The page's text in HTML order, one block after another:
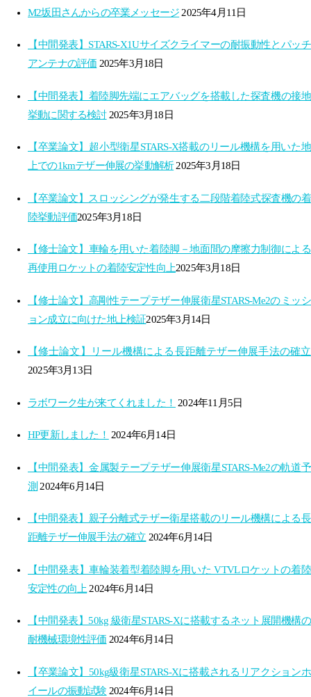
M2坂田さんからの卒業メッセージ 2025年4月11日
【中間発表】STARS-X1Uサイズクライマーの耐振動性とパッチ
アンテナの評価 2025年3月18日
【中間発表】着陸脚先端にエアバッグを搭載した探査機の接地
挙動に関する検討 2025年3月18日
【卒業論文】超小型衛星STARS-X搭載のリール機構を用いた地
上での1kmテザー伸展の挙動解析 2025年3月18日
【卒業論文】スロッシングが発生する​二段階着陸式探査機の着
陸挙動評価​2025年3月18日
【修士論文】車輪を用いた着陸脚－地面間の摩擦力制御による
再使用ロケットの着陸安定性向上​2025年3月18日
【修士論文】高剛性テープテザー伸展衛星STARS-Me2の​ミッシ
ョン成立に向けた地上検証​2025年3月14日
【修士論文】リール機構による長距離テザー伸展手法の確立​
2025年3月13日
ラボワーク生が来てくれました！ 2024年11月5日
HP更新しました！ 2024年6月14日
【中間発表】金属製テープテザー伸展衛星STARS-Me2の軌道予
測 2024年6月14日
【中間発表】親子分離式テザー衛星搭載のリール機構による長
距離テザー伸展手法の確立 2024年6月14日
【中間発表】車輪装着型着陸脚を用いた VTVLロケットの着陸
安定性の向上 2024年6月14日
【中間発表】50kg 級衛星STARS-Xに搭載するネット展開機構の
耐機械環境性評価 2024年6月14日
【卒業論文】50kg級衛星STARS-Xに搭載されるリアクションホ
イールの振動試験 2024年6月14日